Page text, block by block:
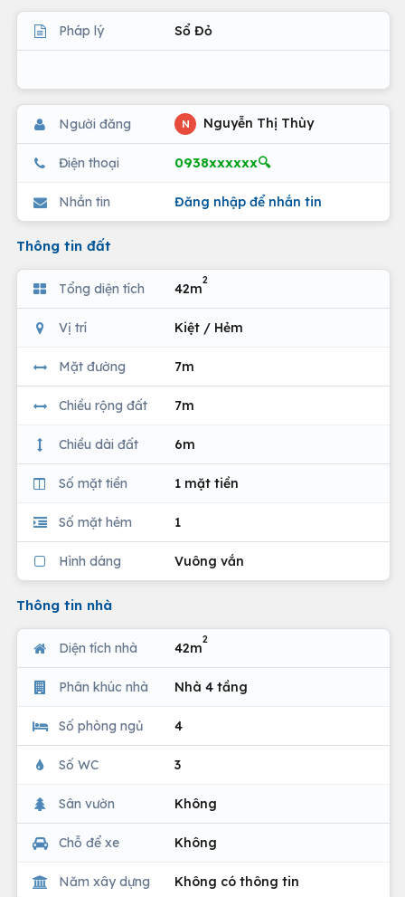
Pháp lý Sổ Đỏ
Người đăng N Nguyễn Thị Thùy
Điện thoại 0938xxxxxx🔍
Nhắn tin Đăng nhập để nhắn tin
Thông tin đất
Tổng diện tích 42m
2
Vị trí Kiệt / Hẻm
Mặt đường 7m
Chiều rộng đất 7m
Chiều dài đất 6m
Số mặt tiền 1 mặt tiền
Số mặt hẻm 1
Hình dáng Vuông vắn
Thông tin nhà
Diện tích nhà 42m
2
Phân khúc nhà Nhà 4 tầng
Số phòng ngủ 4
Số WC 3
Sân vườn Không
Chỗ để xe Không
Năm xây dựng Không có thông tin